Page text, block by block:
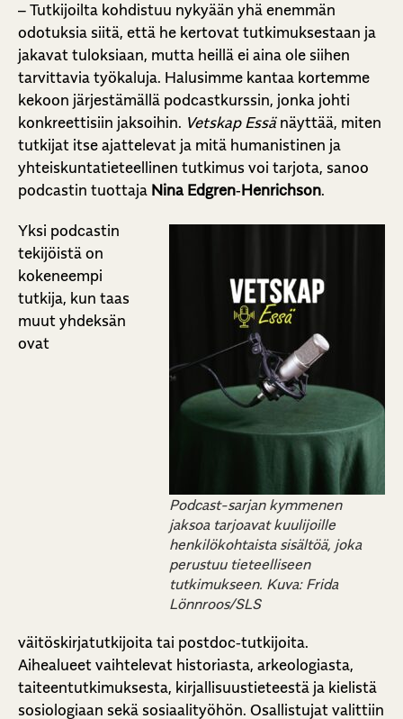
– Tutkijoilta kohdistuu nykyään yhä enemmän
odotuksia siitä, että he kertovat tutkimuksestaan ja
jakavat tuloksiaan, mutta heillä ei aina ole siihen
tarvittavia työkaluja. Halusimme kantaa kortemme
kekoon järjestämällä podcastkurssin, jonka johti
konkreettisiin jaksoihin. Vetskap Essänäyttää, miten
tutkijat itse ajattelevat ja mitä humanistinen ja
yhteiskuntatieteellinen tutkimus voi tarjota, sanoo
podcastin tuottaja Nina Edgren‑Henrichson.
Podcast-sarjan kymmenen
jaksoa tarjoavat kuulijoille
henkilökohtaista sisältöä, joka
perustuu tieteelliseen
tutkimukseen. Kuva: Frida
Lönnroos/SLS
Yksi podcastin
tekijöistä on
kokeneempi
tutkija, kun taas
muut yhdeksän
ovat
väitöskirjatutkijoita tai postdoc‑tutkijoita.
Aihealueet vaihtelevat historiasta, arkeologiasta,
taiteentutkimuksesta, kirjallisuustieteestä ja kielistä
sosiologiaan sekä sosiaalityöhön. Osallistujat valittiin